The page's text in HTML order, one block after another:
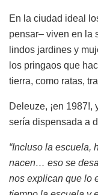
En la ciudad ideal
pensar– viven en la
lindos jardines y
los pringaos que
tierra, como ratas,
Deleuze, ¡en
sería dispensada a
“Incluso la escuela,
nacen… eso se
nos explican que lo